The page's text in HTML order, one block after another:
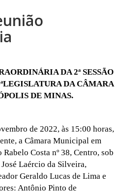
DA 2ª SESSÃO
DA CÂMARA
DE MINAS.
de 2022, às 15:00 horas,
a Câmara Municipal em
Costa nº 38, Centro, sob
Laércio da Silveira,
Geraldo Lucas de Lima e
Antônio Pinto de